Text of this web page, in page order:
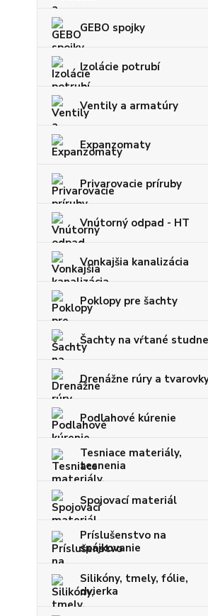
GEBO spojky
Izolácie potrubí
Ventily a armatúry
Expanzomaty
Privarovacie príruby
Vnútorný odpad - HT
Vonkajšia kanalizácia
Poklopy pre šachty
Šachty na vŕtané studne
Drenážne rúry a
Podlahové kúrenie
Tesniace materiály,
tesnenia
Spojovací materiál
Príslušenstvo na
spájkovanie
Silikóny, tmely, fólie,
dvierka